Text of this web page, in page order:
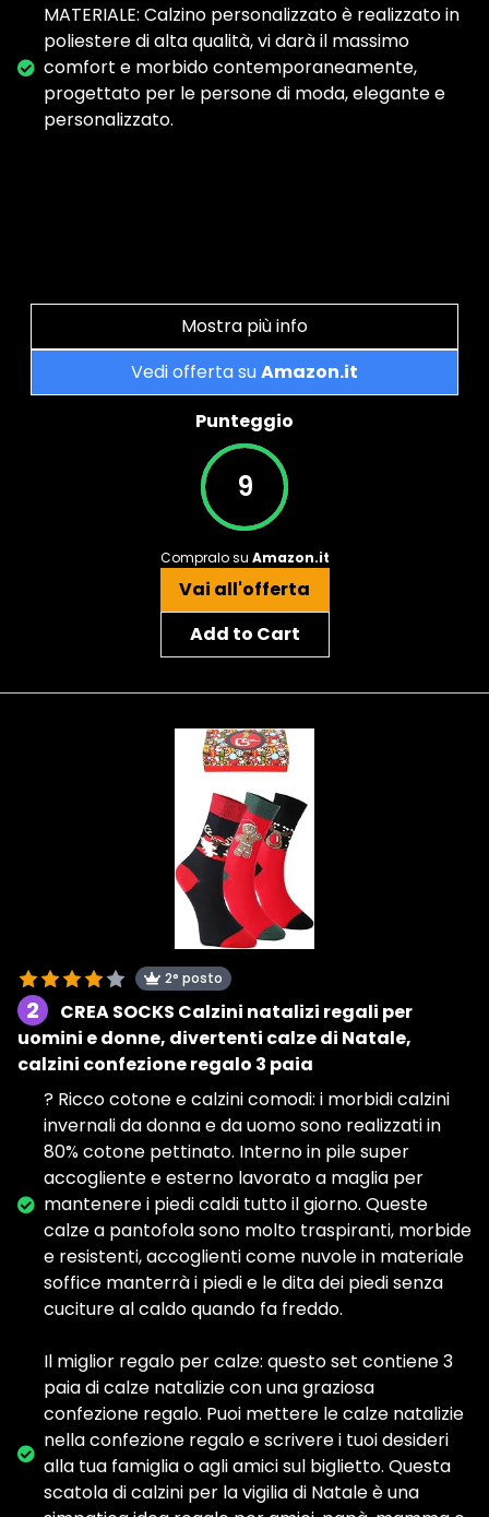
MATERIALE: Calzino personalizzato è realizzato in
poliestere di alta qualità, vi darà il massimo
comfort e morbido contemporaneamente,
progettato per le persone di moda, elegante e
personalizzato.
Mostra più info
Vedi offerta suAmazon.it
Punteggio
9
Compralo su Amazon.it
Vai all'offerta
Add to Cart
2° posto
2
CREA SOCKS Calzini natalizi regali per
uomini e donne, divertenti calze di Natale,
calzini confezione regalo 3 paia
? Ricco cotone e calzini comodi: i morbidi calzini
invernali da donna e da uomo sono realizzati in
80% cotone pettinato. Interno in pile super
accogliente e esterno lavorato a maglia per
mantenere i piedi caldi tutto il giorno. Queste
calze a pantofola sono molto traspiranti, morbide
e resistenti, accoglienti come nuvole in materiale
soffice manterrà i piedi e le dita dei piedi senza
cuciture al caldo quando fa freddo.
Il miglior regalo per calze: questo set contiene 3
paia di calze natalizie con una graziosa
confezione regalo. Puoi mettere le calze natalizie
nella confezione regalo e scrivere i tuoi desideri
alla tua famiglia o agli amici sul biglietto. Questa
scatola di calzini per la vigilia di Natale è una